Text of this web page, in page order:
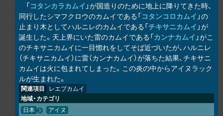
「コタンカラ カムイ 」が国造りのために地上に降りてきた時、
同行したシマフクロウのカムイである「コタンコ ロ カムイ 」の
止まり木としてハルニレのカムイである「チキサニカムイ 」が
誕生した。天上界にいた雷のカムイである「カンナカムイ 」がこ
のチキサニカムイに一目惚れをしてそば近づいたが、ハルニレ
（チキサニカムイ）に雷（カンナカムイ）が落ちた結果、チキサニ
カムイは火に包まれてしまった。この炎の中からアイヌラック
ルが生まれた。
関連項目 レエプカムイ
地域・カテゴリ
日本 アイヌ